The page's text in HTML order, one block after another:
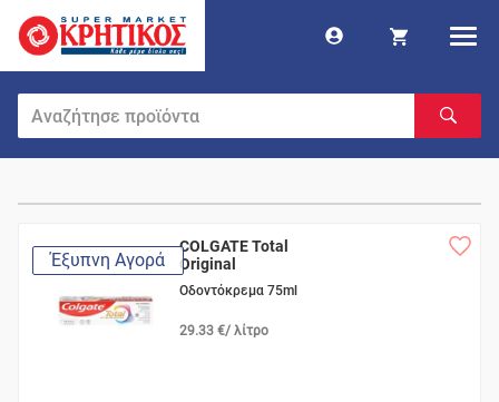
Έξυπνη Αγορά
COLGATE Total
Original
Οδοντόκρεμα 75ml
29.33 €/ λίτρο